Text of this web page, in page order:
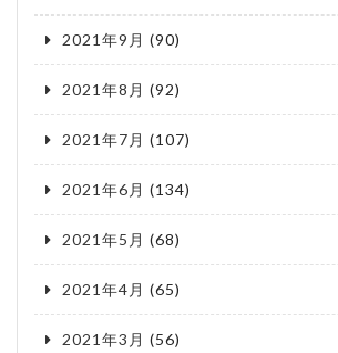
2021年9月 (90)
2021年8月 (92)
2021年7月 (107)
2021年6月 (134)
2021年5月 (68)
2021年4月 (65)
2021年3月 (56)